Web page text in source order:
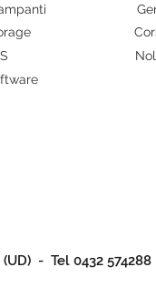
- Tel 0432